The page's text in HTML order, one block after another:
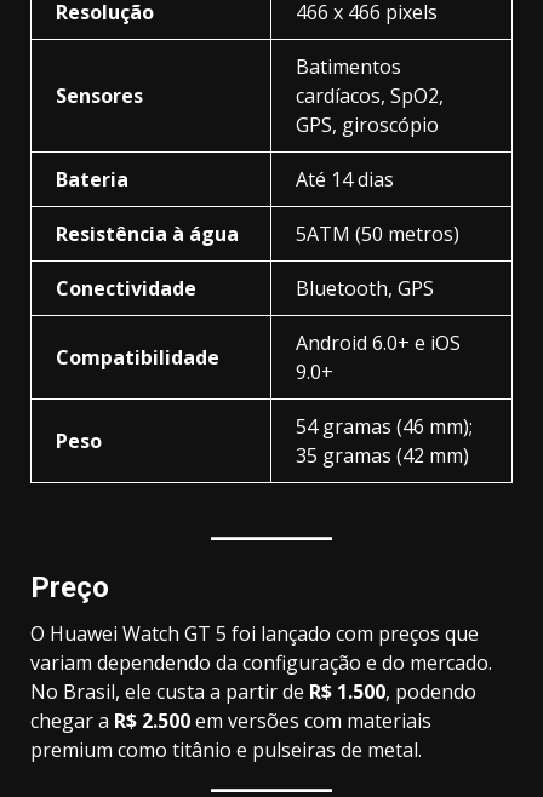
Resolução 466 x 466 pixels
Sensores
Batimentos
cardíacos, SpO2,
GPS, giroscópio
Bateria Até 14 dias
Resistência à água 5ATM (50 metros)
Conectividade Bluetooth, GPS
Compatibilidade
Android 6.0+ e iOS
9.0+
Peso
54 gramas (46 mm);
35 gramas (42 mm)
Preço
O Huawei Watch GT 5 foi lançado com preços que
variam dependendo da configuração e do mercado.
No Brasil, ele custa a partir de R$ 1.500, podendo
chegar a R$ 2.500em versões com materiais
premium como titânio e pulseiras de metal.